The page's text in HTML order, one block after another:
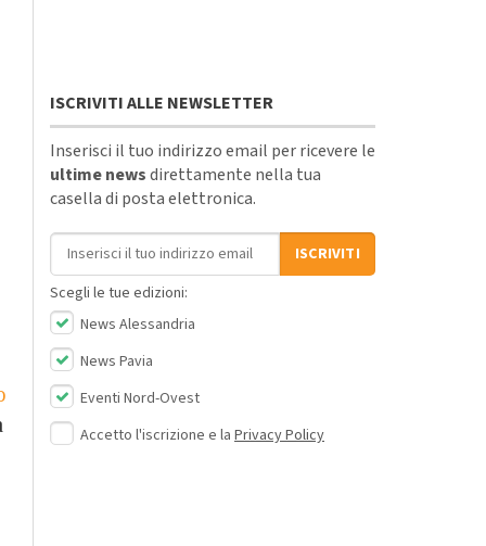
ISCRIVITI ALLE NEWSLETTER
Inserisci il tuo indirizzo email per ricevere le
ultime newsdirettamente nella tua
casella di posta elettronica.
Indirizzo email
ISCRIVITI
Scegli le tue edizioni:
News Alessandria
News Pavia
Eventi Nord-Ovest
Accetto l'iscrizione e la Privacy Policy